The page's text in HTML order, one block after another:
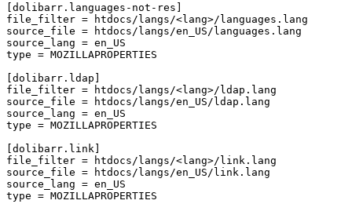
[dolibarr.languages-not-res]
file_filter =
htdocs/langs/<lang>/languages.lang
source_file =
htdocs/langs/en_US/languages.lang
source_lang = en_US
type = MOZILLAPROPERTIES
[dolibarr.ldap]
file_filter =
htdocs/langs/<lang>/ldap.lang
source_file =
htdocs/langs/en_US/ldap.lang
source_lang = en_US
type = MOZILLAPROPERTIES
[dolibarr.link]
file_filter =
htdocs/langs/<lang>/link.lang
source_file =
htdocs/langs/en_US/link.lang
source_lang = en_US
type = MOZILLAPROPERTIES